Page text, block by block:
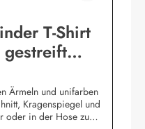
T-Shirt
gestreift
Ärmeln und unifarben
Kragenspiegel und
oder in der Hose zu